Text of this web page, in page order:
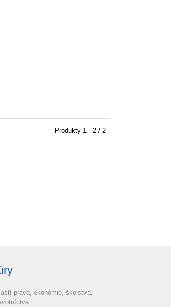
Produkty 1 - 2 / 2
práva, ekonómie, školstva,